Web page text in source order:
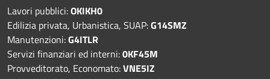
Lavori pubblici:OKIKH0
Edilizia privata, Urbanistica, SUAP:G14SMZ
Manutenzioni:G4ITLR
Servizi finanziari ed interni:0KF45M
Provveditorato, Economato:VNE5IZ